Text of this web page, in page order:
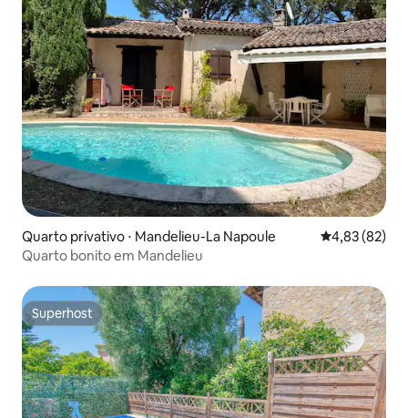
Quarto privativo ⋅ Mandelieu-La Napoule 4,83 de uma
4,83 (82)
Quarto bonito em Mandelieu
Superhost
Superhost